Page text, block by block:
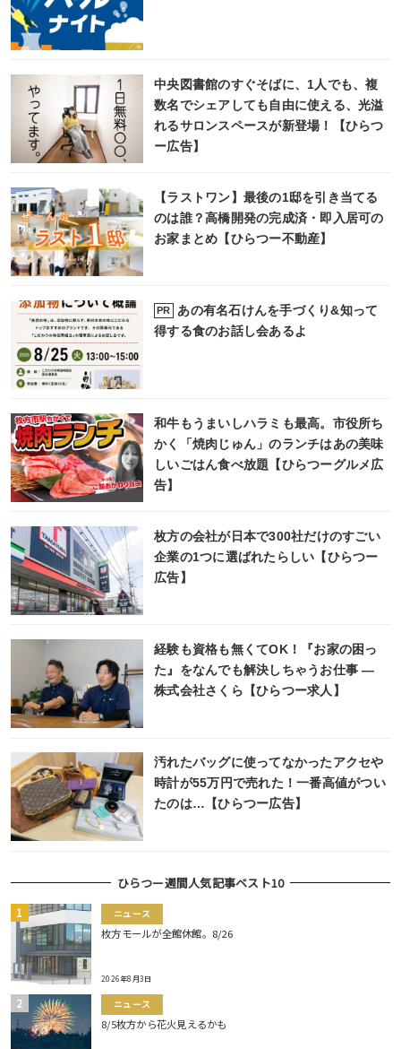
中央図書館のすぐそばに、1人でも、複
数名でシェアしても自由に使える、光溢
れるサロンスペースが新登場！【ひらつ
ー広告】
【ラストワン】最後の1邸を引き当てる
のは誰？高橋開発の完成済・即入居可の
お家まとめ【ひらつー不動産】
PR
あの有名石けんを手づくり&知って
得する食のお話し会あるよ
和牛もうまいしハラミも最高。市役所ち
かく「焼肉じゅん」のランチはあの美味
しいごはん食べ放題【ひらつーグルメ広
告】
枚方の会社が日本で300社だけのすごい
企業の1つに選ばれたらしい【ひらつー
広告】
経験も資格も無くてOK！『お家の困っ
た』をなんでも解決しちゃうお仕事 ―
株式会社さくら【ひらつー求人】
汚れたバッグに使ってなかったアクセや
時計が55万円で売れた！一番高値がつい
たのは…【ひらつー広告】
ひらつー週間人気記事ベスト10
ニュース
枚方モールが全館休館。8/26
2026年8月3日
ニュース
8/5枚方から花火見えるかも